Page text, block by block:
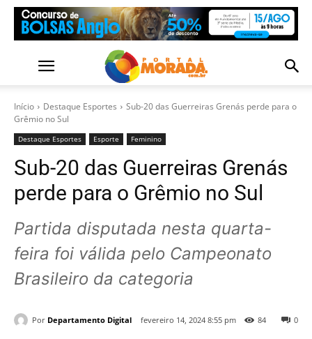
Início Destaque Esportes
Sub-20 das Guerreiras Grenás perde para o
Grêmio no Sul
Destaque Esportes Esporte Feminino
Sub-20 das Guerreiras Grenás
perde para o Grêmio no Sul
Partida disputada nesta quarta-
feira foi válida pelo Campeonato
Brasileiro da categoria
Por Departamento Digital fevereiro 14, 2024 8:55 pm 0
84